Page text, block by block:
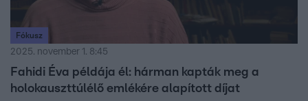
Fókusz
2025. november 1. 8:45
Fahidi Éva példája él: hárman kapták meg a
holokauszttúlélő emlékére alapított díjat